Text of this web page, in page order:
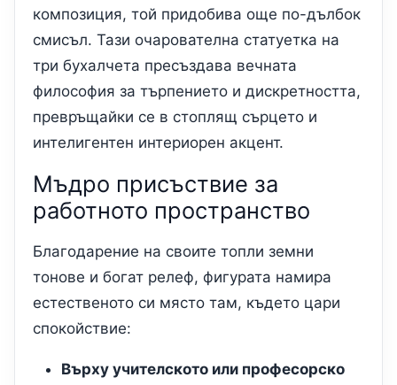
композиция, той придобива още по-дълбок
смисъл. Тази очарователна статуетка на
три бухалчета пресъздава вечната
философия за търпението и дискретността,
превръщайки се в стоплящ сърцето и
интелигентен интериорен акцент.
Мъдро присъствие за
работното пространство
Благодарение на своите топли земни
тонове и богат релеф, фигурата намира
естественото си място там, където цари
спокойствие:
Върху учителското или професорско